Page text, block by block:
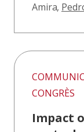
Amira,
CONGRÈS
Impact